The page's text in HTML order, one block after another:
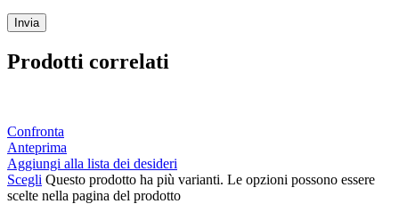
Prodotti correlati
Confronta
Anteprima
Aggiungi alla lista dei desideri
Scegli Questo prodotto ha più varianti. Le opzioni possono essere
scelte nella pagina del prodotto